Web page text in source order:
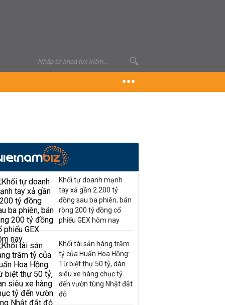
Khối tự doanh mạnh
tay xả gần 2.200 tỷ
đồng sau ba phiên, bán
ròng 200 tỷ đồng cổ
phiếu GEX hôm nay
Khối tài sản hàng trăm
tỷ của Huấn Hoa Hồng:
Từ biệt thự 50 tỷ, dàn
siêu xe hàng chục tỷ
đến vườn tùng Nhật đắt
đỏ